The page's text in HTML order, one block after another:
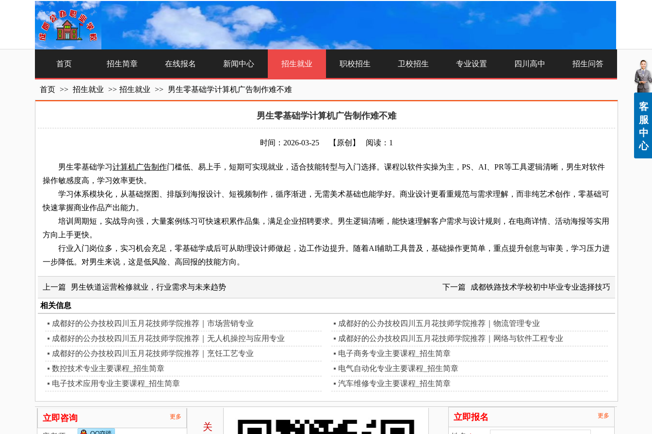
首页 招生简章 在线报名 新闻中心 招生就业 职校招生 卫校招生 专业设置 四川高中 招生问答
首页 >> 招生就业 >> 招生就业 >> 男生零基础学计算机广告制作难不难
男生零基础学计算机广告制作难不难
时间：2026-03-25 【原创】 阅读：1
男生零基础学习计算机广告制作门槛低、易上手，短期可实现就业，适合技能转型与入门选择。课程以软件实操为主，PS、AI、PR等工具逻辑清晰，男生对软件
操作敏感度高，学习效率更快。
学习体系模块化，从基础抠图、排版到海报设计、短视频制作，循序渐进，无需美术基础也能学好。商业设计更看重规范与需求理解，而非纯艺术创作，零基础可
快速掌握商业作品产出能力。
培训周期短，实战导向强，大量案例练习可快速积累作品集，满足企业招聘要求。男生逻辑清晰，能快速理解客户需求与设计规则，在电商详情、活动海报等实用
方向上手更快。
行业入门岗位多，实习机会充足，零基础学成后可从助理设计师做起，边工作边提升。随着AI辅助工具普及，基础操作更简单，重点提升创意与审美，学习压力进
一步降低。对男生来说，这是低风险、高回报的技能方向。
上一篇 男生铁道运营检修就业，行业需求与未来趋势 下一篇 成都铁路技术学校初中毕业专业选择技巧
相关信息
成都好的公办技校四川五月花技师学院推荐｜市场营销专业
成都好的公办技校四川五月花技师学院推荐｜物流管理专业
成都好的公办技校四川五月花技师学院推荐｜无人机操控与应用专业
成都好的公办技校四川五月花技师学院推荐｜网络与软件工程专业
成都好的公办技校四川五月花技师学院推荐｜烹饪工艺专业
电子商务专业主要课程_招生简章
数控技术专业主要课程_招生简章
电气自动化专业主要课程_招生简章
电子技术应用专业主要课程_招生简章
汽车维修专业主要课程_招生简章
立即咨询 更多 立即报名 更多
关
客
服
中
心